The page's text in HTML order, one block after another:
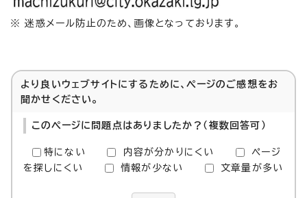
※ 迷惑メール防止のため、画像となっております。
より良いウェブサイトにするために、ページのご感想をお
聞かせください。
このページに問題点はありましたか？（複数回答可）
特にない 内容が分かりにくい
ページ
を探しにくい
情報が少ない 文章量が多い